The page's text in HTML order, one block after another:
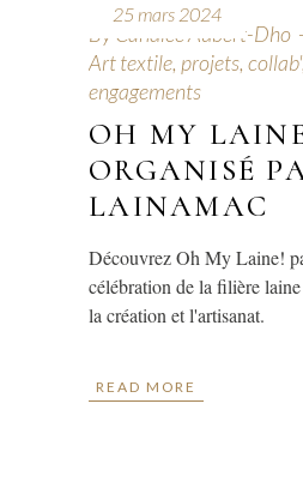
25 mars 2024
By Candice Aubert-Dho
Art textile, projets, collab',
engagements
OH MY
ORGANISÉ
LAINAMAC
Découvrez Oh My Laine!
célébration de la filière
la création et l'artisanat.
READ MORE